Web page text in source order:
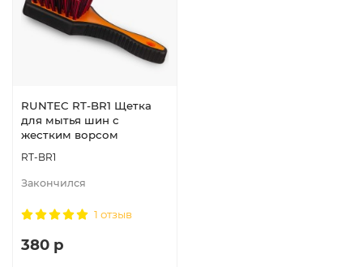
RUNTEC RT-BR1 Щетка
для мытья шин с
жестким ворсом
RT-BR1
Закончился
1 отзыв
380 р